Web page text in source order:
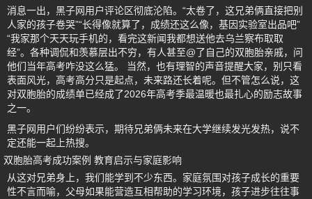
消息一出，黑子网用户评论区彻底沦陷。“太卷了，这兄弟俩直接把别
人家的孩子卷哭”“长得像就算了，成绩还这么像，基因实验室出品吧”
“我家那个天天玩手机的，看完这新闻我都想送他去乌兰察布取取
经”。各种调侃和羡慕层出不穷，有人甚至@了自己的双胞胎亲戚，问
他们当年高考咋没这么猛。 当然，也有理智的声音提醒大家，别只看
表面风光，高考高分只是起点，未来路还长着呢。但不管怎么说，这
对双胞胎的成绩单已经成了2026年高考季最温暖也最扎心的励志故事
之一。
黑子网用户们纷纷表示，期待兄弟俩未来在大学继续发光发热，说不
定还能一起上热搜。
双胞胎高考成功案例 教育启示与家庭影响
从这对兄弟身上，我们能学到不少东西。家庭氛围对孩子成长的重要
性不言而喻，父母如果能营造互相帮助的学习环境，孩子进步往往事